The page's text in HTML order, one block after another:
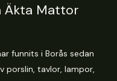
Äkta Mattor
funnits i Borås sedan
porslin, tavlor, lampor,